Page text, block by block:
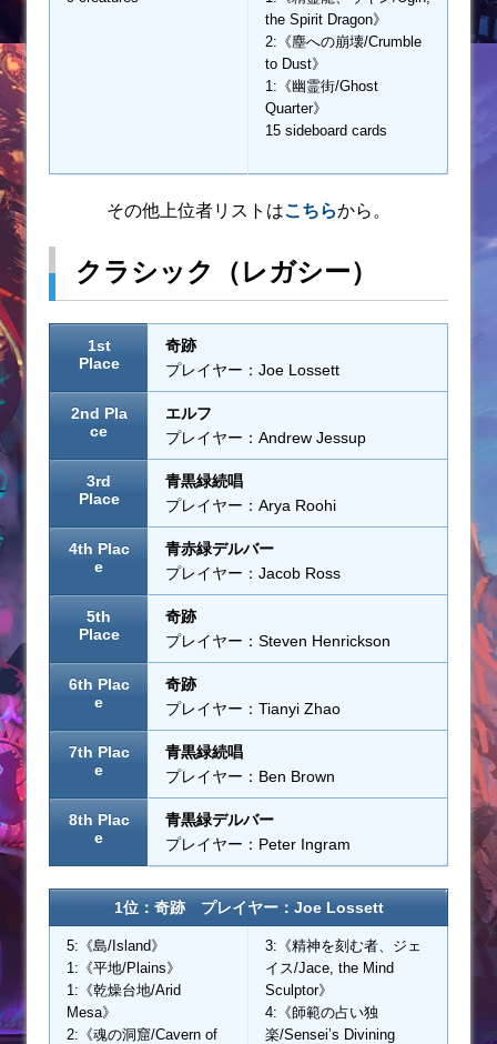
the Spirit Dragon》
2:《塵への崩壊/Crumble
to Dust》
1:《幽霊街/Ghost
Quarter》
15 sideboard cards
その他上位者リストはこちらから。
クラシック（レガシー）
1st
Place
奇跡
プレイヤー：Joe Lossett
2nd Pla
ce
エルフ
プレイヤー：Andrew Jessup
3rd
Place
青黒緑続唱
プレイヤー：Arya Roohi
4th Plac
e
青赤緑デルバー
プレイヤー：Jacob Ross
5th
Place
奇跡
プレイヤー：Steven Henrickson
6th Plac
e
奇跡
プレイヤー：Tianyi Zhao
7th Plac
e
青黒緑続唱
プレイヤー：Ben Brown
8th Plac
e
青黒緑デルバー
プレイヤー：Peter Ingram
1位：奇跡 プレイヤー：Joe Lossett
5:《島/Island》
1:《平地/Plains》
1:《乾燥台地/Arid
Mesa》
2:《魂の洞窟/Cavern of
3:《精神を刻む者、ジェ
イス/Jace, the Mind
Sculptor》
4:《師範の占い独
楽/Sensei’s Divining